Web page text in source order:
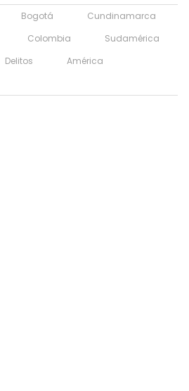
Bogotá
Cundinamarca
Colombia
Sudamérica
Delitos
América